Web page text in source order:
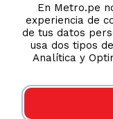
En Metro.pe
experiencia de
de tus datos
usa dos tipos
Analítica y